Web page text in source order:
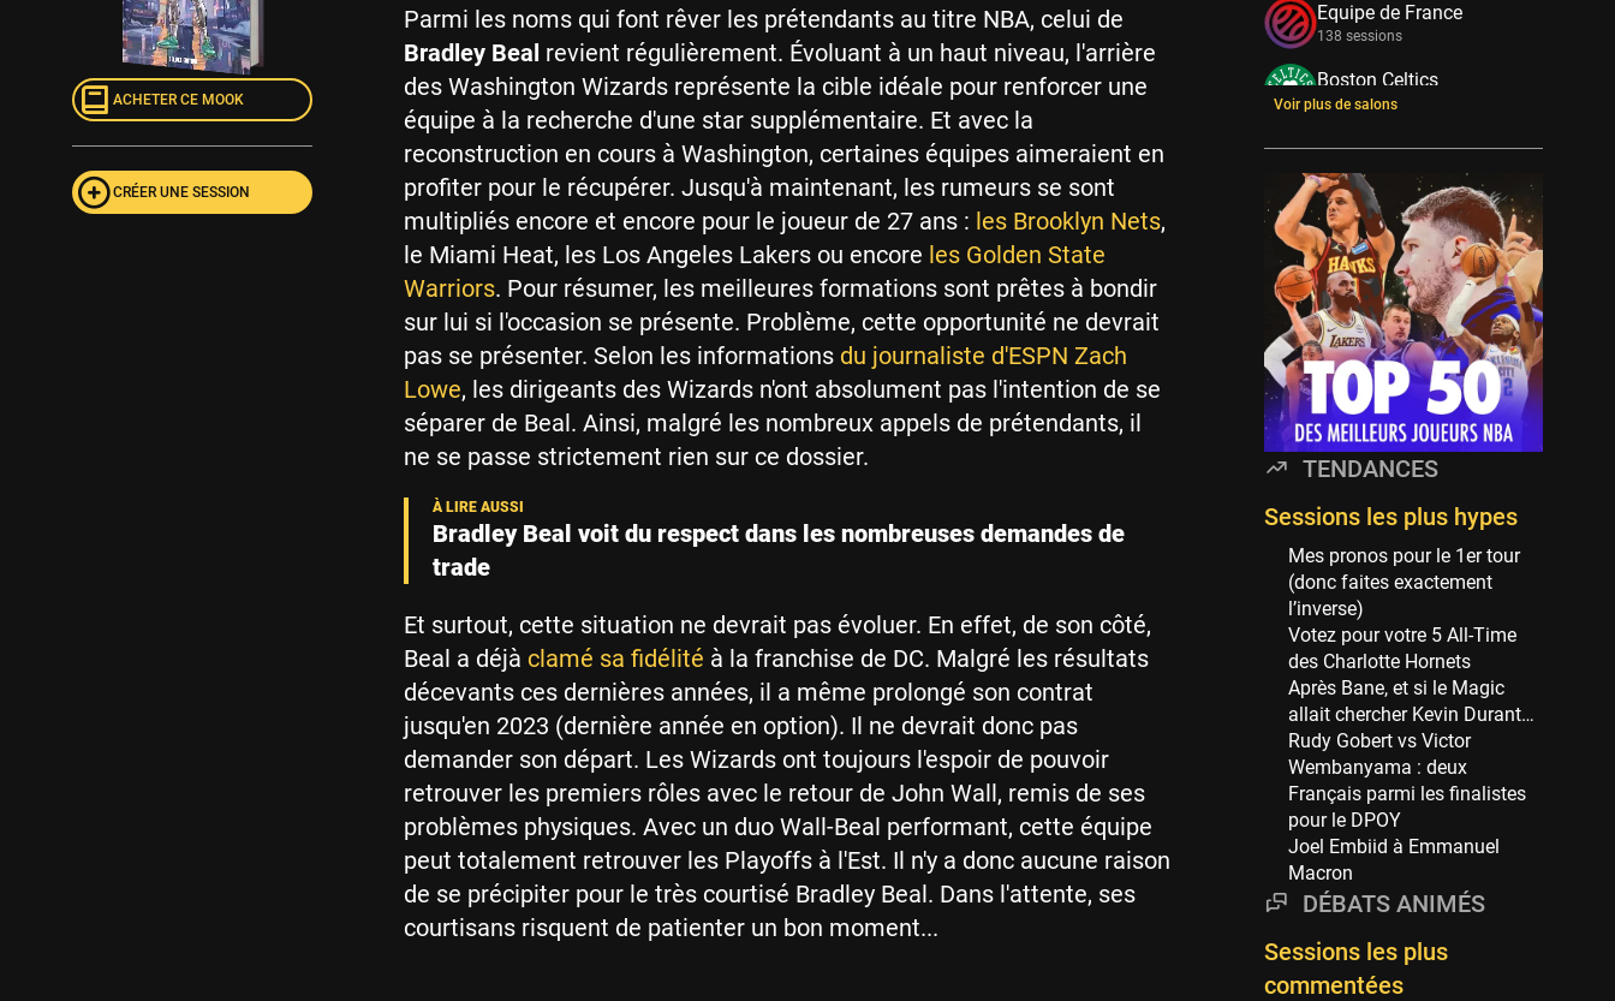
Parmi les noms qui font rêver les prétendants au titre NBA, celui de
Bradley Beal revient régulièrement. Évoluant à un haut niveau, l'arrière
des Washington Wizards représente la cible idéale pour renforcer une
équipe à la recherche d'une star supplémentaire. Et avec la
reconstruction en cours à Washington, certaines équipes aimeraient en
profiter pour le récupérer. Jusqu'à maintenant, les rumeurs se sont
multipliés encore et encore pour le joueur de 27 ans : les Brooklyn Nets,
le Miami Heat, les Los Angeles Lakers ou encore les Golden State
Warriors. Pour résumer, les meilleures formations sont prêtes à bondir
sur lui si l'occasion se présente. Problème, cette opportunité ne devrait
pas se présenter. Selon les informations du journaliste d'ESPN Zach
Lowe, les dirigeants des Wizards n'ont absolument pas l'intention de se
séparer de Beal. Ainsi, malgré les nombreux appels de prétendants, il
ne se passe strictement rien sur ce dossier.
Bradley Beal voit du respect dans les nombreuses demandes de
trade
Et surtout, cette situation ne devrait pas évoluer. En effet, de son côté,
Beal a déjà clamé sa fidélité à la franchise de DC. Malgré les résultats
décevants ces dernières années, il a même prolongé son contrat
jusqu'en 2023 (dernière année en option). Il ne devrait donc pas
demander son départ. Les Wizards ont toujours l'espoir de pouvoir
retrouver les premiers rôles avec le retour de John Wall, remis de ses
problèmes physiques. Avec un duo Wall-Beal performant, cette équipe
peut totalement retrouver les Playoffs à l'Est. Il n'y a donc aucune raison
de se précipiter pour le très courtisé Bradley Beal. Dans l'attente, ses
courtisans risquent de patienter un bon moment...
ACHETER CE MOOK
CRÉER UNE SESSION
Equipe de France
138 sessions
Boston Celtics
133 sessions
New York Knicks
114 sessions
Minnesota Timberwolves
114 sessions
Golden State Warriors
113 sessions
Denver Nuggets
106 sessions
WNBA
97 sessions
Philadelphia Sixers
89 sessions
Milwaukee Bucks
82 sessions
Hoop Culture
73 sessions
Oklahoma City Thunder
69 sessions
Phoenix Suns
69 sessions
Miami Heat
63 sessions
Los Angeles Clippers
61 sessions
Indiana Pacers
53 sessions
Voir plus de salons
TENDANCES
Sessions les plus hypes
Mes pronos pour le 1er tour
(donc faites exactement
l’inverse)
Votez pour votre 5 All-Time
des Charlotte Hornets
Après Bane, et si le Magic
allait chercher Kevin Durant…
Rudy Gobert vs Victor
Wembanyama : deux
Français parmi les finalistes
pour le DPOY
Joel Embiid à Emmanuel
Macron
DÉBATS ANIMÉS
Sessions les plus
commentées